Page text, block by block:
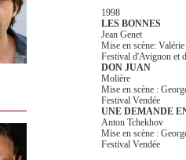
1998
LES BONNES
Jean Genet
Mise en scène:
Festival d'Avignon et
DON JUAN
Molière
Mise en scène :
Festival Vendée
UNE DEMANDE
Anton Tchekhov
Mise en scène :
Festival Vendée